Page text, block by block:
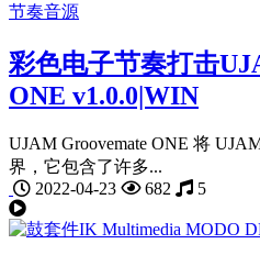
节奏音源
彩色电子节奏打击
ONE v1.0.0|WIN
UJAM Groovemate ONE 将
界，它包含了许多...
2022-04-23
682 5